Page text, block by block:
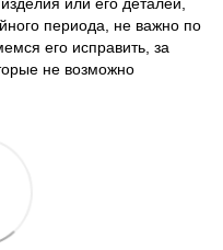
или его деталей,
периода, не важно по
его исправить, за
не возможно